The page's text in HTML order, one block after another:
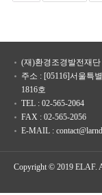
(재)환경조경발전재단
주소 : [05116]서울특
1816호
TEL : 02-565-2064
FAX : 02-565-2056
E-MAIL :
Copyright © 2019 ELAF.